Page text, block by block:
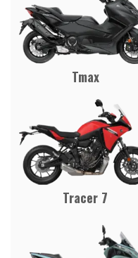
Tmax
Tracer 7